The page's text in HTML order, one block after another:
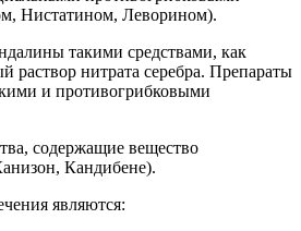
Нистатином, Леворином).
такими средствами, как
раствор нитрата серебра. Препараты
и противогрибковыми
содержащие вещество
Кандибене).
являются: